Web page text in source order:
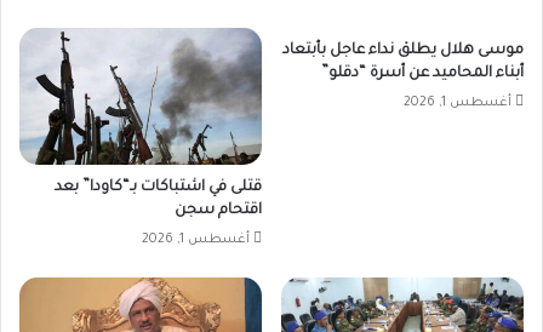
موسى هلال يطلق نداء عاجل بأبتعاد
أبناء المحاميد عن أسرة “دقلو”
أغسطس 1, 2026
قتلى في اشتباكات بـ“كاودا” بعد
اقتحام سجن
أغسطس 1, 2026